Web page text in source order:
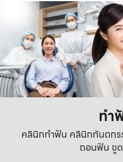
ทํา
คลินิกทำฟัน คลินิกทันตก
ถอนฟัน ขู